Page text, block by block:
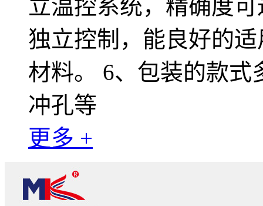
立温控系统，精确度
独立控制，能良好的
材料。 6、包装的款
冲孔等
更多 +